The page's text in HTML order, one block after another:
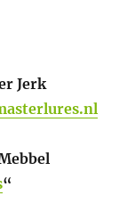
Jerk
“